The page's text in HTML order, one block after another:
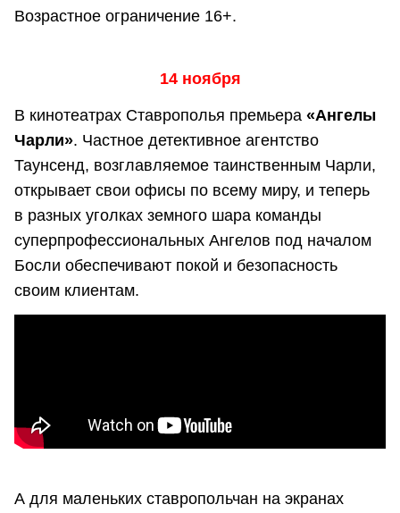
Возрастное ограничение 16+.
14 ноября
В кинотеатрах Ставрополья премьера «Ангелы
Чарли». Частное детективное агентство
Таунсенд, возглавляемое таинственным Чарли,
открывает свои офисы по всему миру, и теперь
в разных уголках земного шара команды
суперпрофессиональных Ангелов под началом
Босли обеспечивают покой и безопасность
своим клиентам.
А для маленьких ставропольчан на экранах